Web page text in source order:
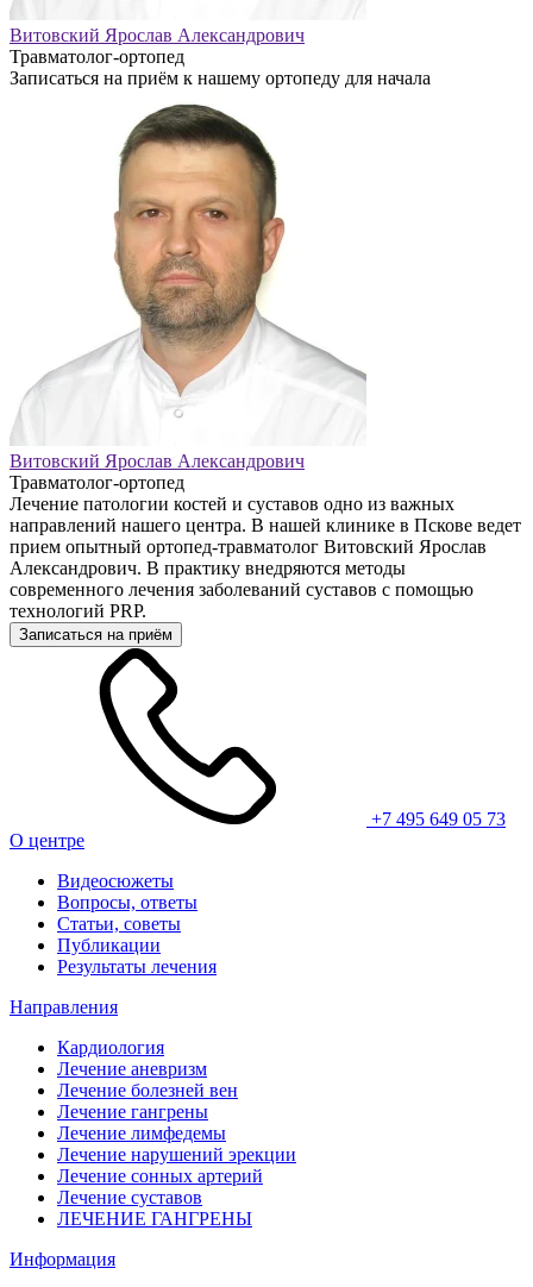
Витовский Ярослав Александрович
Травматолог-ортопед
Записаться на приём к нашему ортопеду для начала
Витовский Ярослав Александрович
Травматолог-ортопед
Лечение патологии костей и суставов одно из важных
направлений нашего центра. В нашей клинике в Пскове ведет
прием опытный ортопед-травматолог Витовский Ярослав
Александрович. В практику внедряются методы
современного лечения заболеваний суставов с помощью
технологий PRP.
Записаться на приём
+7 495 649 05 73
О центре
Видеосюжеты
Вопросы, ответы
Статьи, советы
Публикации
Результаты лечения
Направления
Кардиология
Лечение аневризм
Лечение болезней вен
Лечение гангрены
Лечение лимфедемы
Лечение нарушений эрекции
Лечение сонных артерий
Лечение суставов
ЛЕЧЕНИЕ ГАНГРЕНЫ
Информация